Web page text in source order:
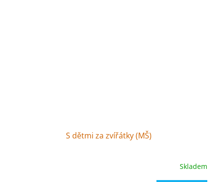
S dětmi za zvířátky (MŠ)
Skladem